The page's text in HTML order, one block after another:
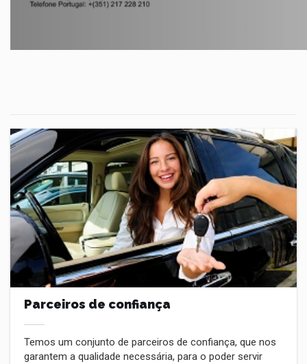
Parceiros de confiança
Temos um conjunto de parceiros de confiança, que nos
garantem a qualidade necessária, para o poder servir